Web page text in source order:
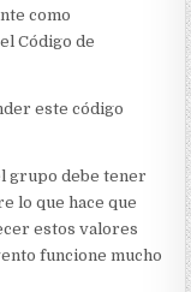
como
Código de
este código
grupo debe tener
lo que hace que
estos valores
funcione mucho